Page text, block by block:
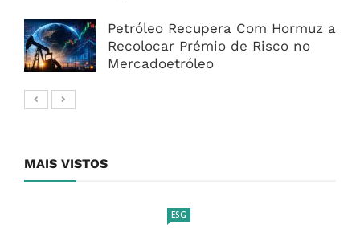
Petróleo Recupera Com Hormuz a
Recolocar Prémio de Risco no
Mercadoetróleo
MAIS VISTOS
ESG